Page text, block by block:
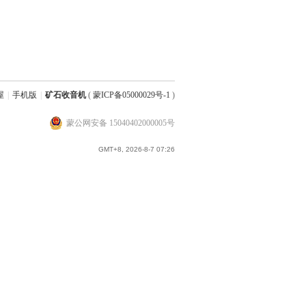
手机版 矿石收音机( 蒙ICP备05000029号-1 )
蒙公网安备 15040402000005号
GMT+8, 2026-8-7 07:26